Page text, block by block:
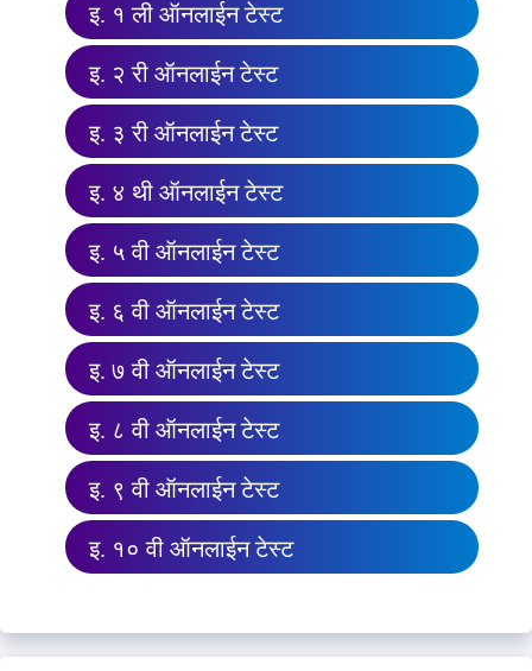
इ. १ ली ऑनलाईन टेस्ट
इ. २ री ऑनलाईन टेस्ट
इ. ३ री ऑनलाईन टेस्ट
इ. ४ थी ऑनलाईन टेस्ट
इ. ५ वी ऑनलाईन टेस्ट
इ. ६ वी ऑनलाईन टेस्ट
इ. ७ वी ऑनलाईन टेस्ट
इ. ८ वी ऑनलाईन टेस्ट
इ. ९ वी ऑनलाईन टेस्ट
इ. १० वी ऑनलाईन टेस्ट